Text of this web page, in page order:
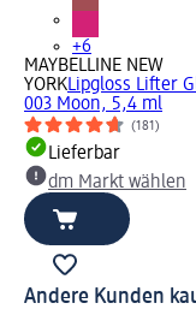
+6
MAYBELLINE NEW
YORKLipgloss Lifter
003 Moon, 5,4 ml
(181)
Lieferbar
dm Markt wählen
Andere Kunden